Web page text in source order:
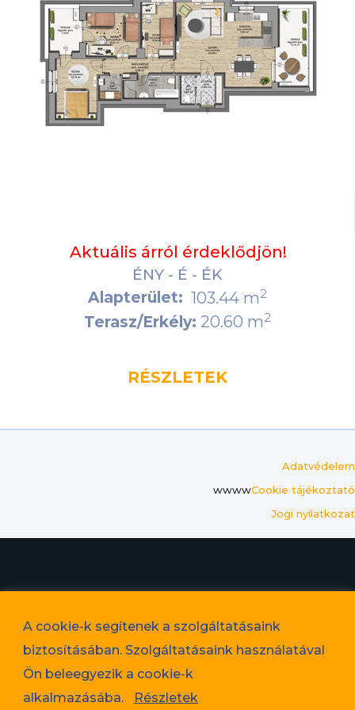
A cookie-k segítenek a szolgáltatásaink
biztosításában. Szolgáltatásaink használatával
Ön beleegyezik a cookie-k
alkalmazásába.
Részletek
Aktuális árról érdeklődjön!
ÉNY - É - ÉK
Alapterület: 103.44 m2
Terasz/Erkély: 20.60 m2
RÉSZLETEK
Adatvédelem
wwwwCookie tájékoztató
Jogi nyilatkozat
Adatvédelem
Cookie tájékoztató